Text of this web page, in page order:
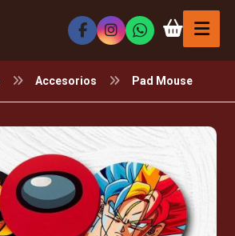
Accesorios Pad Mouse